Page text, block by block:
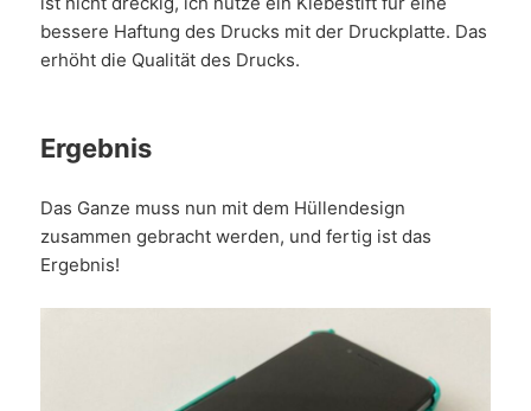
bessere Haftung des Drucks mit der Druckplatte. Das
erhöht die Qualität des Drucks.
Ergebnis
Das Ganze muss nun mit dem Hüllendesign
zusammen gebracht werden, und fertig ist das
Ergebnis!